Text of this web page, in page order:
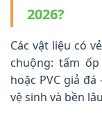
2026?
Các vật liệu có
chuộng: tấm
hoặc PVC giả
vệ sinh và bền